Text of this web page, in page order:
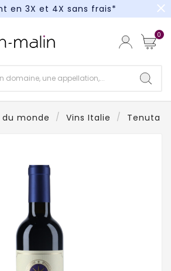
en 3X et 4X sans frais*
en 3X et 4X sans frais*
close
0
du monde Vins Italie Tenuta